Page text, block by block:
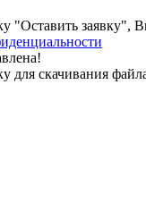
"Оставить заявку",
для скачивания